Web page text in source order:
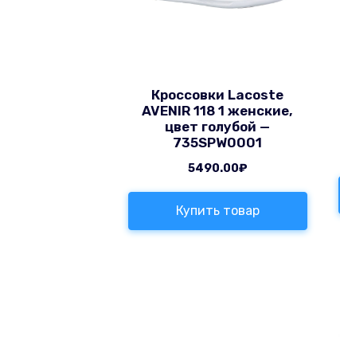
Кроссовки Lacoste
AVENIR 118 1 женские,
цвет голубой —
735SPW0001
5490.00₽
Купить товар